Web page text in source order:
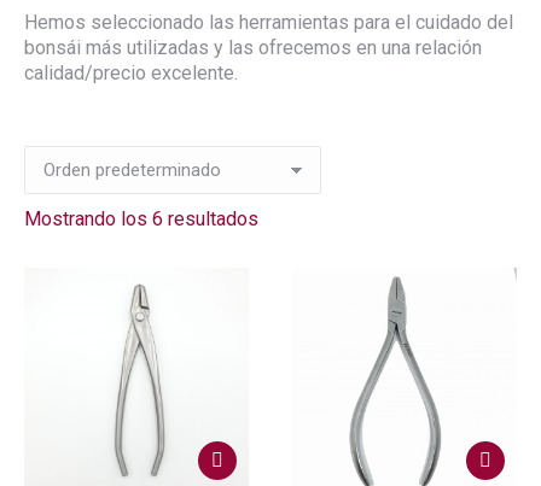
Hemos seleccionado las herramientas para el cuidado del
bonsái más utilizadas y las ofrecemos en una relación
calidad/precio excelente.
Mostrando los 6 resultados